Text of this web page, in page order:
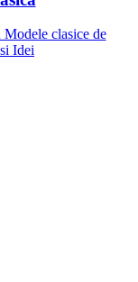
clasice de
Idei